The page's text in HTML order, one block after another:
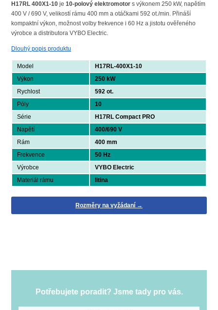
H17RL 400X1-10 je 10-polový elektromotor s výkonem 250 kW, napětím
400 V / 690 V, velikostí rámu 400 mm a otáčkami 592 ot./min. Přináší
kompaktní výkon, možnost volby frekvence i 60 Hz a jistotu ověřeného
výrobce a distributora VYBO Electric.
Dlouhý popis produktu
Model
H17RL-400X1-10
Výkon
250 kW
Rychlost
592 ot.
Póly
10
Série
H17RL Compact PRO
Napětí
400/690 V
Rám
400 mm
Frekvence
50 Hz
Výrobce
VYBO Electric
Materiál rámu
litina
Rozměry na vyžádaní →
Potřebujete poradit? Jsme tady pro vás.